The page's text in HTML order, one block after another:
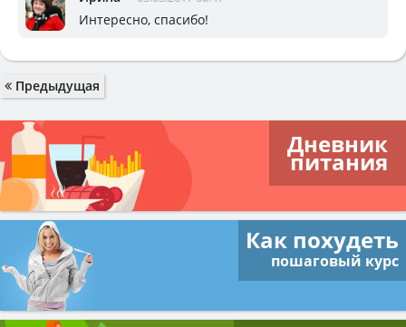
Интересно, спасибо!
Предыдущая
Дневник
питания
Как похудеть
пошаговый курс